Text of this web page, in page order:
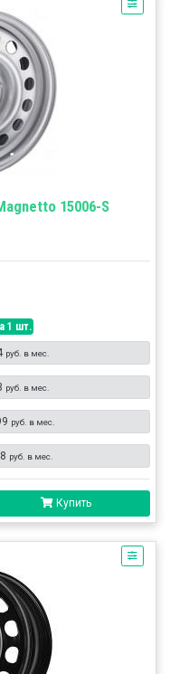
15006-S
1 шт.
руб. в мес.
руб. в мес.
руб. в мес.
руб. в мес.
Купить